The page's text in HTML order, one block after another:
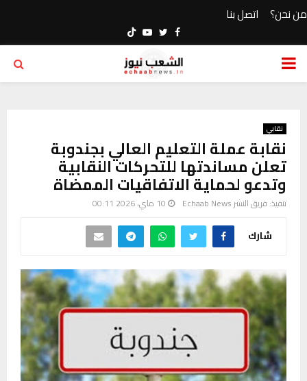
من نحن؟ اتصل بنا
Facebook
Twitter
Youtube
PRIMARY
نقابي
نقابة عملة التعليم العالي بجندوبة
تعلن مساندتها للتحركات النقابية
وتدعو لحماية الاتفاقيات الممضاة
تنفيذ: فريق النشر Echaab News 10 ماي، 2026 00:11
شارك